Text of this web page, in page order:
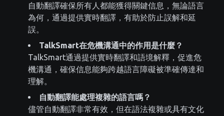
自動翻譯確保所有人都能獲得關鍵信息，無論語言
為何，通過提供實時翻譯，有助於防止誤解和延
誤。
TalkSmart在危機溝通中的作用是什麼？
TalkSmart通過提供實時翻譯和語境解釋，促進危
機溝通，確保信息能夠跨越語言障礙被準確傳達和
理解。
自動翻譯能處理複雜的語言嗎？
儘管自動翻譯非常有效，但在語法複雜或具有文化